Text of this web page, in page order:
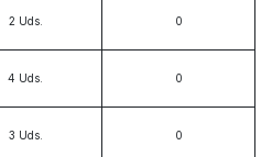
2 Uds.
4 Uds.
3 Uds.